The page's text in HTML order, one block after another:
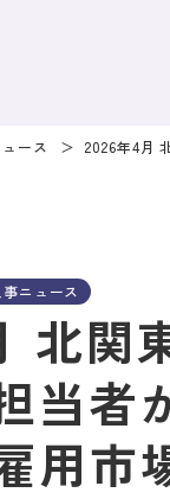
ース 2026年4月
ニュース
北関
当者
用市